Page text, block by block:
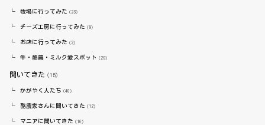
牧場に行ってみた（23）
チーズ工房に行ってみた（9）
お店に行ってみた（2）
牛・酪農・ミルク愛スポット（29）
聞いてきた（15）
かがやく人たち（40）
酪農家さんに聞いてきた（12）
マニアに聞いてきた（16）